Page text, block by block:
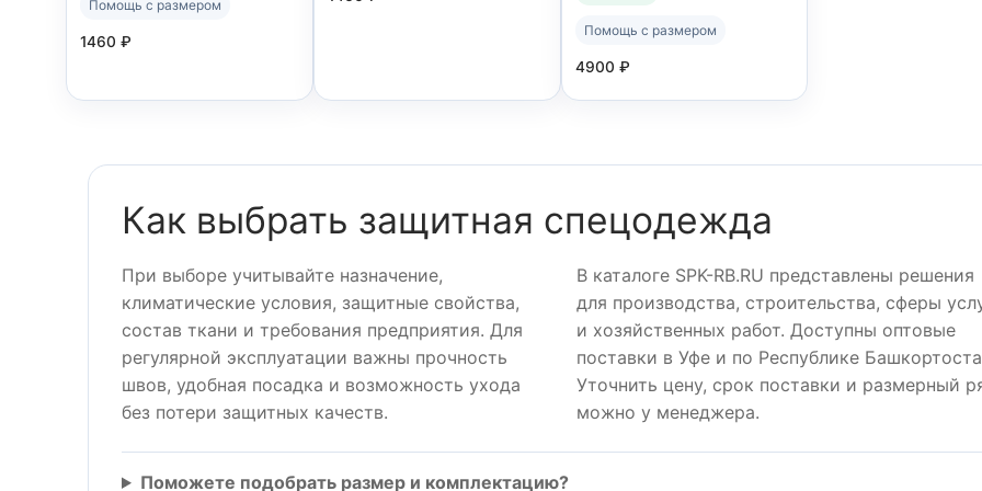
Помощь с размером
1460 ₽
Помощь с размером
4900 ₽
Как выбрать защитная спецодежда
При выборе учитывайте назначение,
климатические условия, защитные свойства,
состав ткани и требования предприятия. Для
регулярной эксплуатации важны прочность
швов, удобная посадка и возможность ухода
без потери защитных качеств.
В каталоге SPK-RB.RU представлены решения
для производства, строительства, сферы
и хозяйственных работ. Доступны оптовые
поставки в Уфе и по Республике
Уточнить цену, срок поставки и размерный
можно у менеджера.
Поможете подобрать размер и комплектацию?